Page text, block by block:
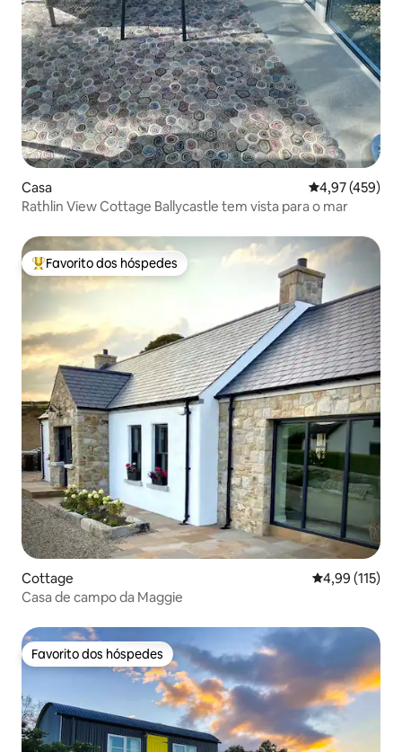
Casa Classificação
4,97 (459)
Rathlin View Cottage Ballycastle tem vista para o mar
Favoritos dos hóspedes mais apreciados
Favorito dos hóspedes
Cottage Classificação
4,99 (115)
Casa de campo da Maggie
Favorito dos hóspedes
Favorito dos hóspedes